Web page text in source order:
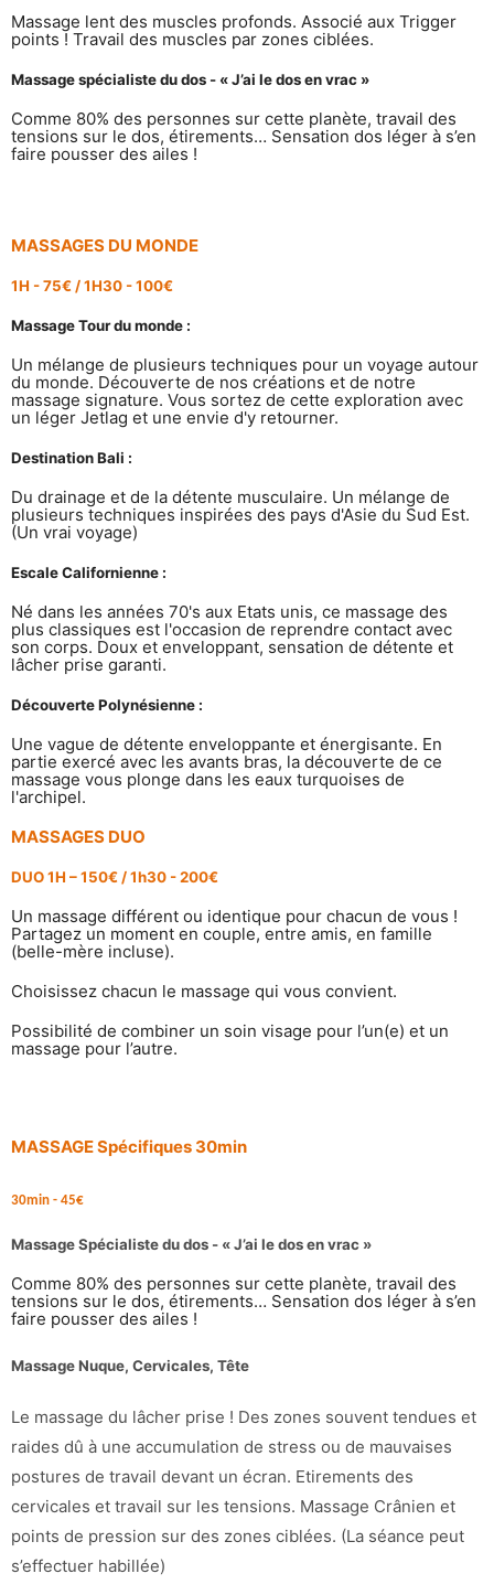
Massage lent des muscles profonds. Associé aux Trigger
points ! Travail des muscles par zones ciblées.
Massage spécialiste du dos - « J’ai le dos en vrac »
Comme 80% des personnes sur cette planète, travail des
tensions sur le dos, étirements… Sensation dos léger à s’en
faire pousser des ailes !
MASSAGES DU MONDE
1H - 75€ / 1H30 - 100€
Massage Tour du monde :
Un mélange de plusieurs techniques pour un voyage autour
du monde. Découverte de nos créations et de notre
massage signature. Vous sortez de cette exploration avec
un léger Jetlag et une envie d'y retourner.
Destination Bali :
Du drainage et de la détente musculaire. Un mélange de
plusieurs techniques inspirées des pays d'Asie du Sud Est.
(Un vrai voyage)
Escale Californienne :
Né dans les années 70's aux Etats unis, ce massage des
plus classiques est l'occasion de reprendre contact avec
son corps. Doux et enveloppant, sensation de détente et
lâcher prise garanti.
Découverte Polynésienne :
Une vague de détente enveloppante et énergisante. En
partie exercé avec les avants bras, la découverte de ce
massage vous plonge dans les eaux turquoises de
l'archipel.
MASSAGES DUO
DUO 1H – 150€ / 1h30 - 200€
Un massage différent ou identique pour chacun de vous !
Partagez un moment en couple, entre amis, en famille
(belle-mère incluse).
Choisissez chacun le massage qui vous convient.
Possibilité de combiner un soin visage pour l’un(e) et un
massage pour l’autre.
MASSAGE Spécifiques 30min
30min - 45€
Massage Spécialiste du dos - « J’ai le dos en vrac »
Comme 80% des personnes sur cette planète, travail des
tensions sur le dos, étirements… Sensation dos léger à s’en
faire pousser des ailes !
Massage Nuque, Cervicales, Tête
Le massage du lâcher prise ! Des zones souvent tendues et
raides dû à une accumulation de stress ou de mauvaises
postures de travail devant un écran. Etirements des
cervicales et travail sur les tensions. Massage Crânien et
points de pression sur des zones ciblées. (La séance peut
s’effectuer habillée)